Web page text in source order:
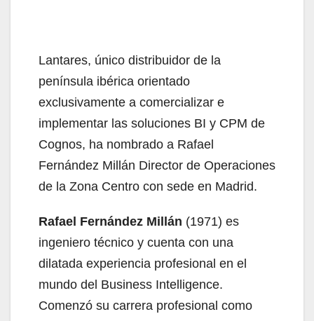
Lantares, único distribuidor de la
península ibérica orientado
exclusivamente a comercializar e
implementar las soluciones BI y CPM de
Cognos, ha nombrado a Rafael
Fernández Millán Director de Operaciones
de la Zona Centro con sede en Madrid.
Rafael Fernández Millán (1971) es
ingeniero técnico y cuenta con una
dilatada experiencia profesional en el
mundo del Business Intelligence.
Comenzó su carrera profesional como